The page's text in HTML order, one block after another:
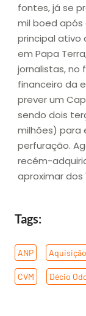
fontes, já se
mil boed após
principal ativo
em Papa
jornalistas, no
financeiro da
prever um
sendo dois
milhões) para
perfuração.
recém-
aproximar dos
Tags:
ANP Aquisição
CVM Décio